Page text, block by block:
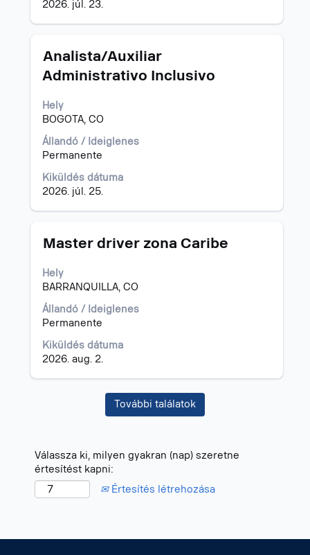
2026. júl. 23.
Cím
Analista/Auxiliar
Administrativo Inclusivo
Hely
BOGOTA, CO
Állandó / Ideiglenes
Permanente
Kiküldés dátuma
2026. júl. 25.
Jelölje
a
billentyűvel
az
állásinformáció
teljes
megtekintéséhez.
Cím
Master driver zona Caribe
Hely
BARRANQUILLA, CO
Állandó / Ideiglenes
Permanente
Kiküldés dátuma
2026. aug. 2.
Jelölje
a
szóköz
billentyűvel
az
állásinformáció
tartalmának
megtekintéséhez.
További találatok
Válassza ki, milyen gyakran (nap) szeretne
értesítést kapni:
Értesítés létrehozása